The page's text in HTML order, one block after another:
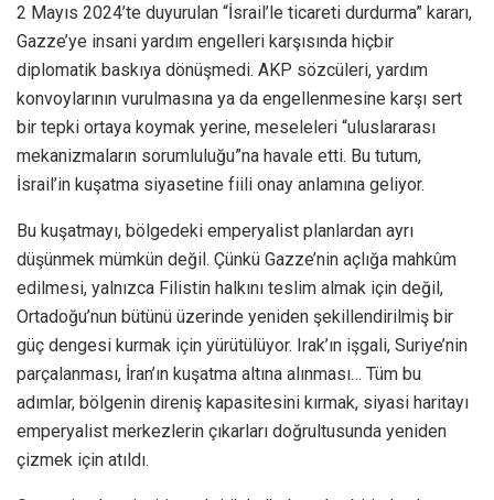
2 Mayıs 2024’te duyurulan “İsrail’le ticareti durdurma” kararı,
Gazze’ye insani yardım engelleri karşısında hiçbir
diplomatik baskıya dönüşmedi. AKP sözcüleri, yardım
konvoylarının vurulmasına ya da engellenmesine karşı sert
bir tepki ortaya koymak yerine, meseleleri “uluslararası
mekanizmaların sorumluluğu”na havale etti. Bu tutum,
İsrail’in kuşatma siyasetine fiili onay anlamına geliyor.
Bu kuşatmayı, bölgedeki emperyalist planlardan ayrı
düşünmek mümkün değil. Çünkü Gazze’nin açlığa mahkûm
edilmesi, yalnızca Filistin halkını teslim almak için değil,
Ortadoğu’nun bütünü üzerinde yeniden şekillendirilmiş bir
güç dengesi kurmak için yürütülüyor. Irak’ın işgali, Suriye’nin
parçalanması, İran’ın kuşatma altına alınması… Tüm bu
adımlar, bölgenin direniş kapasitesini kırmak, siyasi haritayı
emperyalist merkezlerin çıkarları doğrultusunda yeniden
çizmek için atıldı.